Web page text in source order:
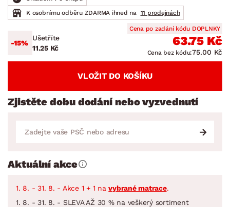
K osobnímu odběru ZDARMA ihned na
11 prodejnách
-15%
Ušetříte
11.25 Kč
Cena po zadání kódu DOPLNKY
63.75 Kč
Cena bez kódu:75.00 Kč
VLOŽIT DO KOŠÍKU
Zjistěte dobu dodání nebo vyzvednutí
Aktuální akce
1. 8. - 31. 8. - Akce 1 + 1 navybrané matrace.
1. 8. - 31. 8. - SLEVA AŽ 30 % na veškerý sortiment